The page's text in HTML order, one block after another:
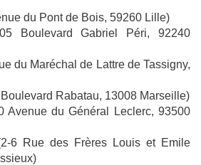
du Pont de Bois, 59260 Lille)
Boulevard Gabriel Péri, 92240
du Maréchal de Lattre de Tassigny,
Rabatau, 13008 Marseille)
Avenue du Général Leclerc, 93500
6 Rue des Frères Louis et Emile